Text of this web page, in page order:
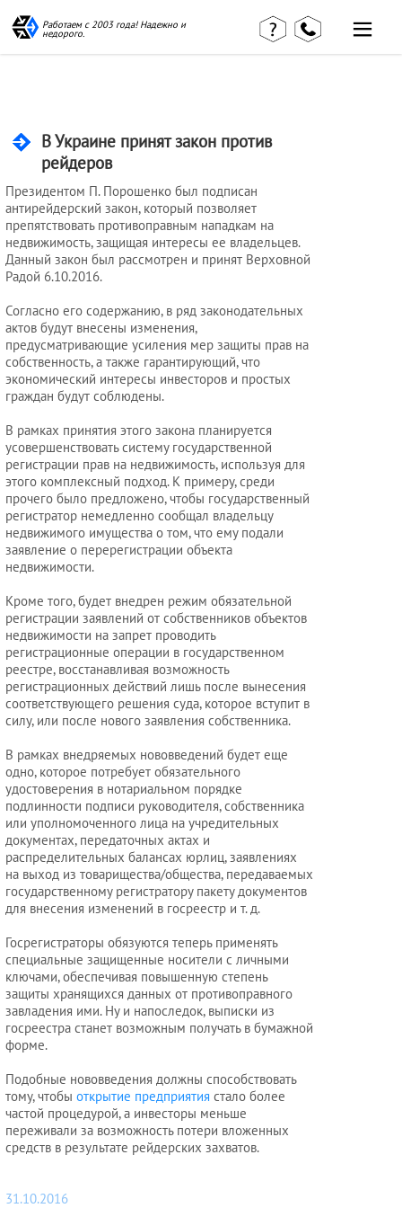
Работаем с 2003 года! Надежно и
недорого.
В Украине принят закон против
рейдеров
Президентом П. Порошенко был подписан
антирейдерский закон, который позволяет
препятствовать противоправным нападкам на
недвижимость, защищая интересы ее владельцев.
Данный закон был рассмотрен и принят Верховной
Радой 6.10.2016.
Согласно его содержанию, в ряд законодательных
актов будут внесены изменения,
предусматривающие усиления мер защиты прав на
собственность, а также гарантирующий, что
экономический интересы инвесторов и простых
граждан будут соблюдены.
В рамках принятия этого закона планируется
усовершенствовать систему государственной
регистрации прав на недвижимость, используя для
этого комплексный подход. К примеру, среди
прочего было предложено, чтобы государственный
регистратор немедленно сообщал владельцу
недвижимого имущества о том, что ему подали
заявление о перерегистрации объекта
недвижимости.
Кроме того, будет внедрен режим обязательной
регистрации заявлений от собственников объектов
недвижимости на запрет проводить
регистрационные операции в государственном
реестре, восстанавливая возможность
регистрационных действий лишь после вынесения
соответствующего решения суда, которое вступит в
силу, или после нового заявления собственника.
В рамках внедряемых нововведений будет еще
одно, которое потребует обязательного
удостоверения в нотариальном порядке
подлинности подписи руководителя, собственника
или уполномоченного лица на учредительных
документах, передаточных актах и
распределительных балансах юрлиц, заявлениях
на выход из товарищества/общества, передаваемых
государственному регистратору пакету документов
для внесения изменений в госреестр и т. д.
Госрегистраторы обязуются теперь применять
специальные защищенные носители с личными
ключами, обеспечивая повышенную степень
защиты хранящихся данных от противоправного
завладения ими. Ну и напоследок, выписки из
госреестра станет возможным получать в бумажной
форме.
Подобные нововведения должны способствовать
тому, чтобы открытие предприятия стало более
частой процедурой, а инвесторы меньше
переживали за возможность потери вложенных
средств в результате рейдерских захватов.
31.10.2016
клиентов
Контакты
Вакансии
Наши
консультации
Калькулятор
Миграционные
услуги
Услуги
бухгалтера
Услуги
юриста
Услуги
регистратора
Кадровый
аутсорсинг
Лицензии
и
разрешения